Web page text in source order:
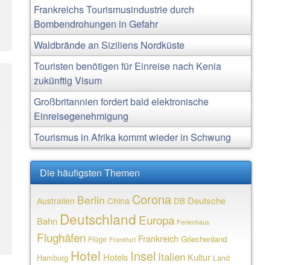
Frankreichs Tourismusindustrie durch
Bombendrohungen in Gefahr
Waldbrände an Siziliens Nordküste
Touristen benötigen für Einreise nach Kenia
zukünftig Visum
Großbritannien fordert bald elektronische
Einreisegenehmigung
Tourismus in Afrika kommt wieder in Schwung
Die häufigsten Themen
Australien Berlin China Corona DB Deutsche
Bahn Deutschland Europa Ferienhaus
Flughäfen Flüge Frankfurt Frankreich Griechenland
Hamburg Hotel Hotels Insel Italien Kultur Land